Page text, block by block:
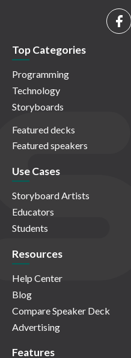
Top Categories
Programming
Technology
Storyboards
Featured decks
Featured speakers
Use Cases
Storyboard Artists
Educators
Students
Resources
Help Center
Blog
Compare Speaker Deck
Advertising
Features